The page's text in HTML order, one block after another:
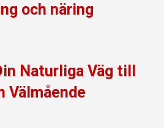
och näring
Naturliga Väg till
Välmående